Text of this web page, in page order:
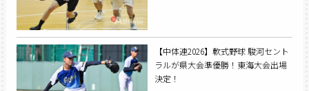
【中体連2026】軟式野球 駿河セント
ラルが県大会準優勝！東海大会出場
決定！